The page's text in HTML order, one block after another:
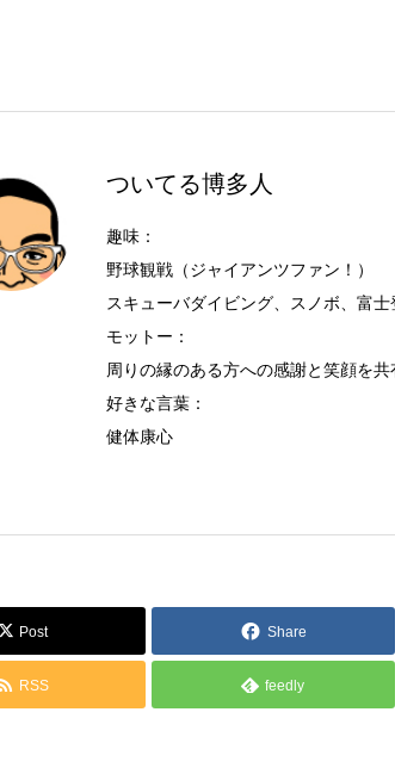
ついてる博多人
趣味：
野球観戦（ジャイアンツファン！）
スキューバダイビング、スノボ、富
モットー：
周りの縁のある方への感謝と笑顔を
好きな言葉：
健体康心
Post Share
RSS feedly